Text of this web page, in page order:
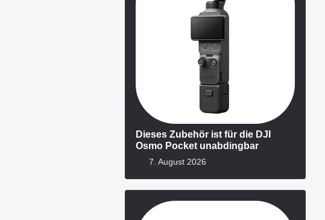
Dieses Zubehör ist für die DJI
Osmo Pocket unabdingbar
7. August 2026